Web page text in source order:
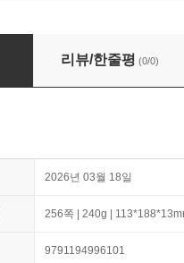
리뷰/한줄평 (0/0)
2026년 03월 18일
256쪽 | 240g |
9791194996101